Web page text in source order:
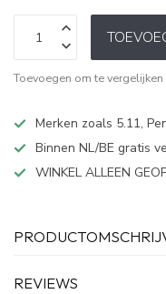
Toevoegen om te vergelijken
Merken zoals 5.11,
Binnen NL/BE gratis
WINKEL ALLEEN
REVIEWS